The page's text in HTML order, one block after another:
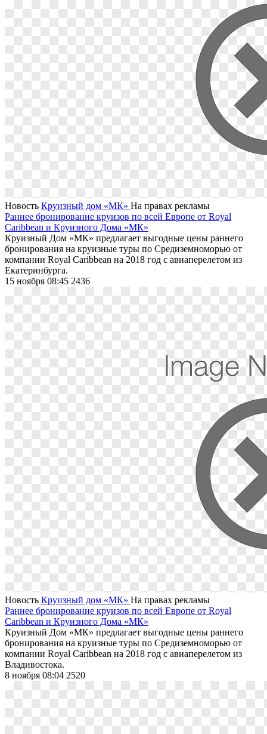
Новость Круизный дом «МК» На правах рекламы
Раннее бронирование круизов по всей Европе от Royal
Caribbean и Круизного Дома «МК»
Круизный Дом «МК» предлагает выгодные цены раннего
бронирования на круизные туры по Средиземноморью от
компании Royal Caribbean на 2018 год с авиаперелетом из
Екатеринбурга.
15 ноября 08:45 2436
Новость Круизный дом «МК» На правах рекламы
Раннее бронирование круизов по всей Европе от Royal
Caribbean и Круизного Дома «МК»
Круизный Дом «МК» предлагает выгодные цены раннего
бронирования на круизные туры по Средиземноморью от
компании Royal Caribbean на 2018 год с авиаперелетом из
Владивостока.
8 ноября 08:04 2520